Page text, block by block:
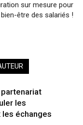
sur mesure pour
être des salariés !
partenariat
les
échanges